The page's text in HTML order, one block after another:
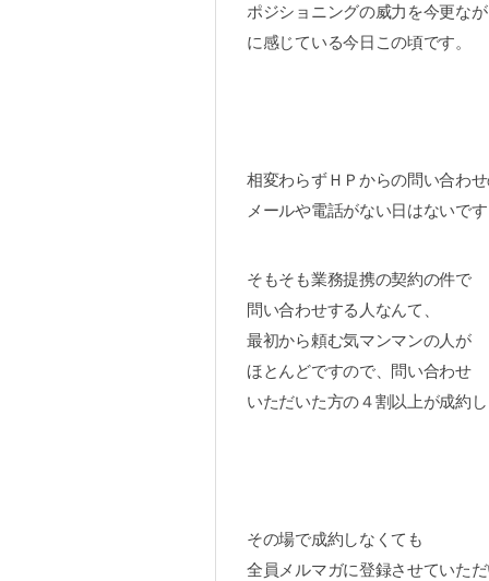
ポジショニングの威力を今更な
に感じている今日この頃です。
相変わらずＨＰからの問い合わ
メールや電話がない日はないで
そもそも業務提携の契約の件で
問い合わせする人なんて、
最初から頼む気マンマンの人が
ほとんどですので、問い合わせ
いただいた方の４割以上が成約
その場で成約しなくても
全員メルマガに登録させていた